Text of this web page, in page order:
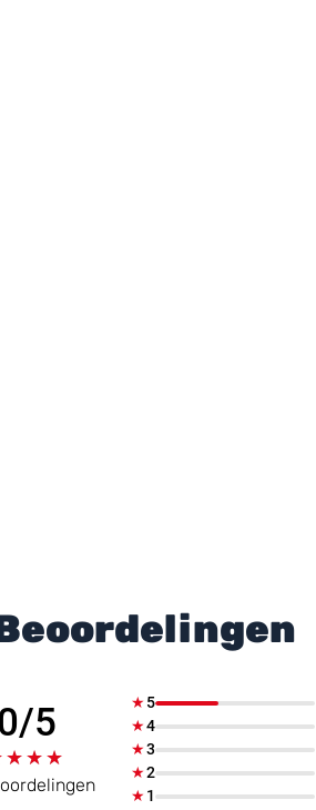
5 ★5
★4
★3
★2
★1